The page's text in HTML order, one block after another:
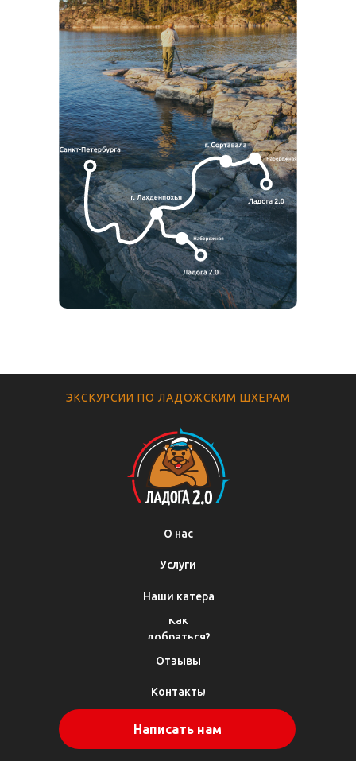
ЭКСКУРСИИ ПО ЛАДОЖСКИМ ШХЕРАМ
Написать нам
О нас
Услуги
Отзывы
Как
добраться?
Наши катера
Контакты